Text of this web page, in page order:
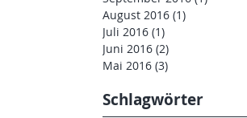
August 2016 (1)
Juli 2016 (1)
Juni 2016 (2)
Mai 2016 (3)
Schlagwörter